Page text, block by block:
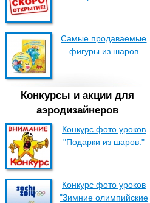
Самые продаваемые
фигуры из шаров
Конкурсы и акции для
аэродизайнеров
Конкурс фото уроков
"Подарки из шаров."
Конкурс фото уроков
"Зимние олимпийские